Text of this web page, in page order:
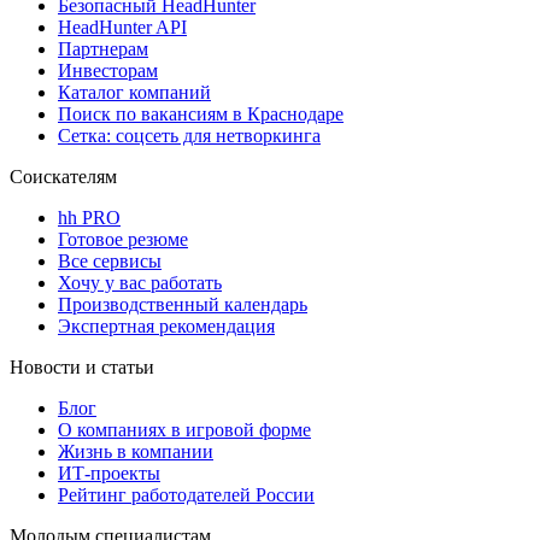
Безопасный HeadHunter
HeadHunter API
Партнерам
Инвесторам
Каталог компаний
Поиск по вакансиям в Краснодаре
Сетка: соцсеть для нетворкинга
Соискателям
hh PRO
Готовое резюме
Все сервисы
Хочу у вас работать
Производственный календарь
Экспертная рекомендация
Новости и статьи
Блог
О компаниях в игровой форме
Жизнь в компании
ИТ-проекты
Рейтинг работодателей России
Молодым специалистам